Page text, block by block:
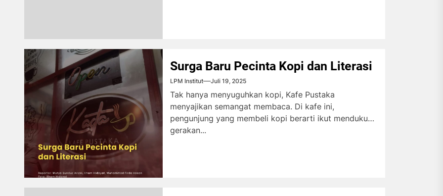
Surga Baru Pecinta Kopi dan Literasi
LPM Institut Juli 19, 2025
Tak hanya menyuguhkan kopi, Kafe Pustaka
menyajikan semangat membaca. Di kafe ini,
pengunjung yang membeli kopi berarti ikut mendukung
gerakan...